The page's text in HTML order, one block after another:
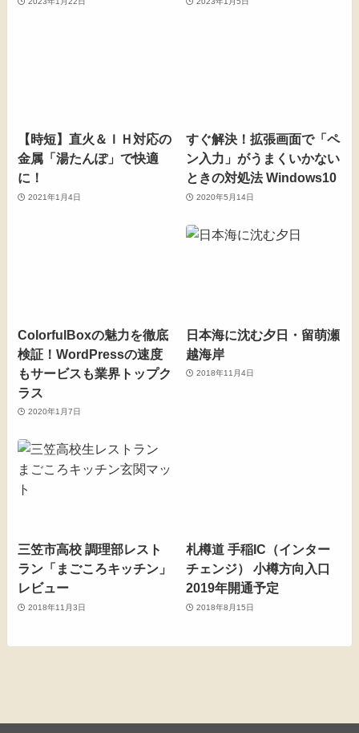
【時短】直火＆ＩＨ対応の
金属「湯たんぽ」で快適
に！
2021年1月4日
すぐ解決！拡張画面で「ペ
ン入力」がうまくいかない
ときの対処法 Windows10
2020年5月14日
ColorfulBoxの魅力を徹底
検証！WordPressの速度
もサービスも業界トップク
ラス
2020年1月7日
日本海に沈む夕日・留萌瀬
越海岸
2018年11月4日
三笠市高校 調理部レスト
ラン「まごころキッチン」
レビュー
2018年11月3日
札樽道 手稲IC（インター
チェンジ） 小樽方向入口
2019年開通予定
2018年8月15日